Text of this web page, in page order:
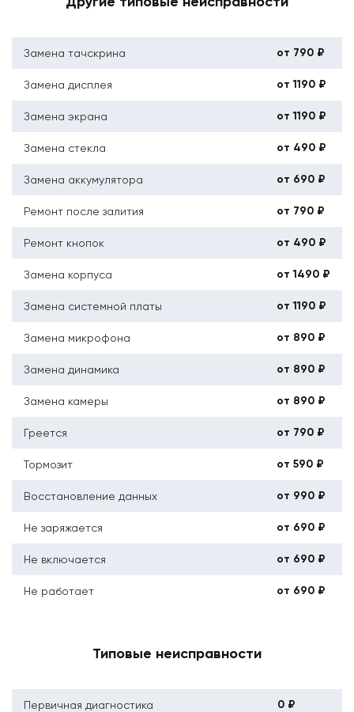
Замена тачскрина от 790 ₽
Замена дисплея от 1190 ₽
Замена экрана от 1190 ₽
Замена стекла от 490 ₽
Замена аккумулятора от 690 ₽
Ремонт после залития от 790 ₽
Ремонт кнопок от 490 ₽
Замена корпуса от 1490 ₽
Замена системной платы от 1190 ₽
Замена микрофона от 890 ₽
Замена динамика от 890 ₽
Замена камеры от 890 ₽
Греется от 790 ₽
Тормозит от 590 ₽
Восстановление данных от 990 ₽
Не заряжается от 690 ₽
Не включается от 690 ₽
Не работает от 690 ₽
Типовые неисправности
Первичная диагностика 0 ₽